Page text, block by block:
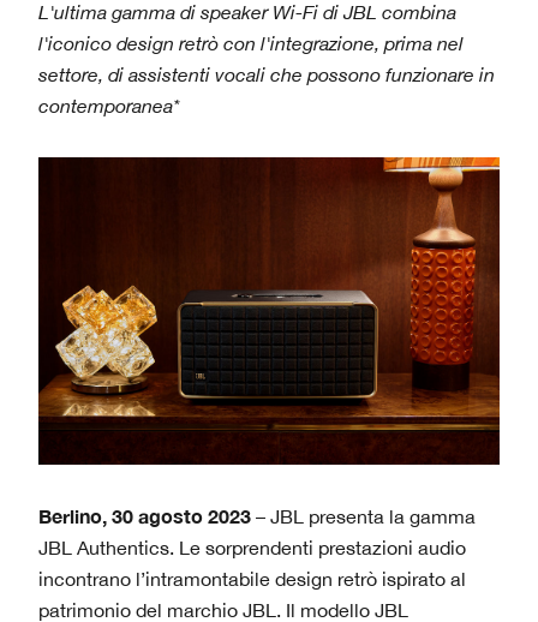
L'ultima gamma di speaker Wi-Fi di JBL combina
l'iconico design retrò con l'integrazione, prima nel
settore, di assistenti vocali che possono funzionare in
contemporanea*
Berlino, 30 agosto 2023 – JBL presenta la gamma
JBL Authentics. Le sorprendenti prestazioni audio
incontrano l’intramontabile design retrò ispirato al
patrimonio del marchio JBL. Il modello JBL